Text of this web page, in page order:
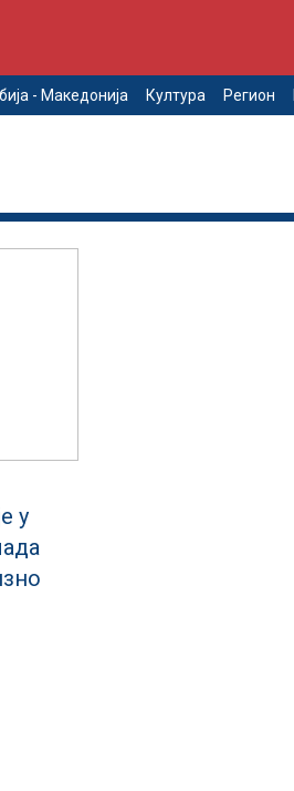
- Македонија Култура Регион
у